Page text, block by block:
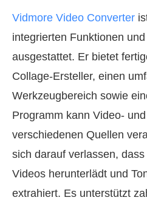
Vidmore Video Converter
integrierten Funktionen
ausgestattet. Er bietet
Collage‑Ersteller, einen
Werkzeugbereich sowie
Programm kann Video‑
verschiedenen Quellen
sich darauf verlassen,
Videos herunterlädt und
extrahiert. Es unterstützt